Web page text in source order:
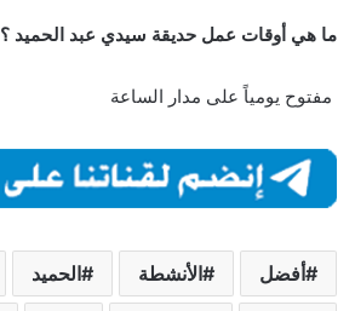
ما هي أوقات عمل حديقة سيدي عبد الحميد ؟
مفتوح يومياً على مدار الساعة
أفضل الأنشطة الحميد